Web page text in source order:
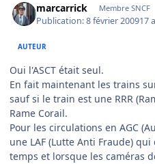
marcarrick Membre SNCF
Publication:8 février 200917
AUTEUR
Oui l'ASCT était seul.
En fait maintenant les trains
sauf si le train est une RRR
Rame Corail.
Pour les circulations en AGC
une LAF (Lutte Anti Fraude)
temps et lorsque les caméras